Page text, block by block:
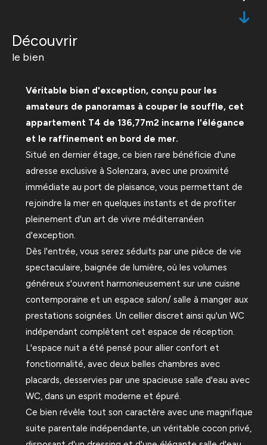
découvrir
le bien
Véritable bien d'exception, conçu pour les
amateurs de panoramas à couper le souffle, cet
appartement T4 de 136,77m2 incarne l'élégance
et le raffinement en bord de mer.
Situé en dernier étage, ce bien rare bénéficie d'une
adresse exclusive à Solenzara, avec une proximité
immédiate au port de plaisance, vous permettant de
rejoindre la mer en quelques instants et de profiter
pleinement d'un art de vivre méditerranéen
d'exception.
Dès l'entrée, vous serez séduits par une pièce de vie
spectaculaire, baignée de lumière, où les volumes
généreux s'ouvrent harmonieusement sur une cuisne
contemporaine et un espace salon/ salle à manger aux
prestations soignées. Un cellier discret ainsi qu'un WC
indépendant complètent cet espace de réception.
L'espace nuit a été pensé pour allier confort et
fonctionnalité, avec deux belles chambres avec
placards, desservies par une spacieuse salle d'eau avec
WC, dans un esprit moderne et épuré.
Ce bien révèle tout son caractère avec une magnifique
suite parentale indépendante, un véritable cocon privé,